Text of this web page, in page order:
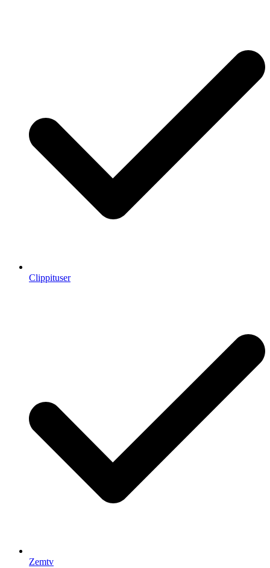
Clippituser
Zemtv